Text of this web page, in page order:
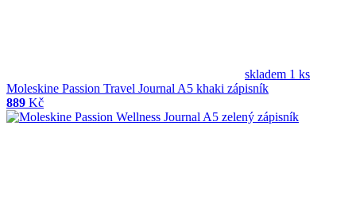
skladem 1 ks
Moleskine Passion Travel Journal A5 khaki zápisník
889 Kč